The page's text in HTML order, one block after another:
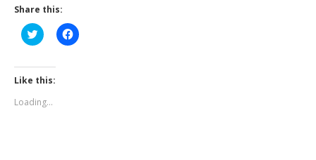
Share this:
Click
to
Twitter
(Opens
in
window)
Click
to
Like this:
Loading...